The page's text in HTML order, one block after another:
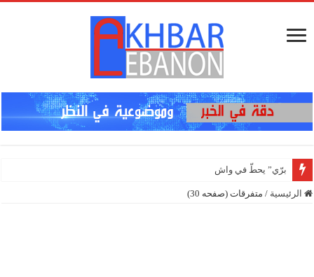
برّي” يحطّ في واشنطن..!
الرئيسية / متفرقات (صفحه 30)